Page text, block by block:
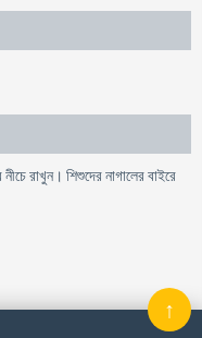
রাখুন। শিশুদের নাগালের বাইরে
↑